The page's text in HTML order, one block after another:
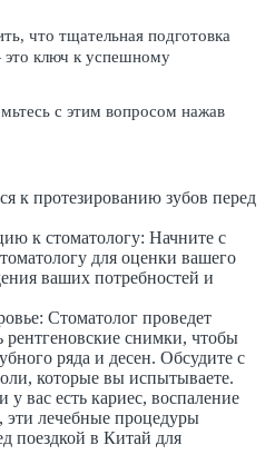
что тщательная подготовка
ключ к успешному
с этим вопросом нажав
к протезированию зубов перед
к стоматологу: Начните с
для оценки вашего
ваших потребностей и
Стоматолог проведет
рентгеновские снимки, чтобы
ряда и десен. Обсудите с
которые вы испытываете.
вас есть кариес, воспаление
эти лечебные процедуры
поездкой в Китай для